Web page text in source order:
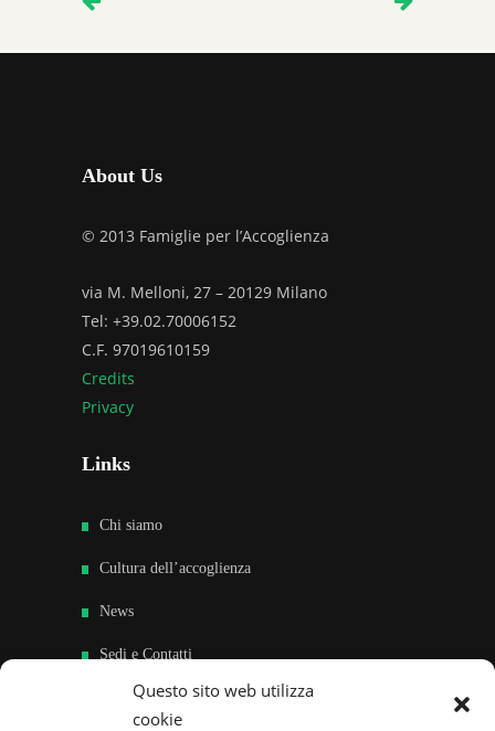
Questo sito web utilizza
cookie
About Us
© 2013 Famiglie per l’Accoglienza
via M. Melloni, 27 – 20129 Milano
Tel: +39.02.70006152
C.F. 97019610159
Credits
Privacy
Links
Chi siamo
Cultura dell’accoglienza
News
Sedi e Contatti
Sostieni